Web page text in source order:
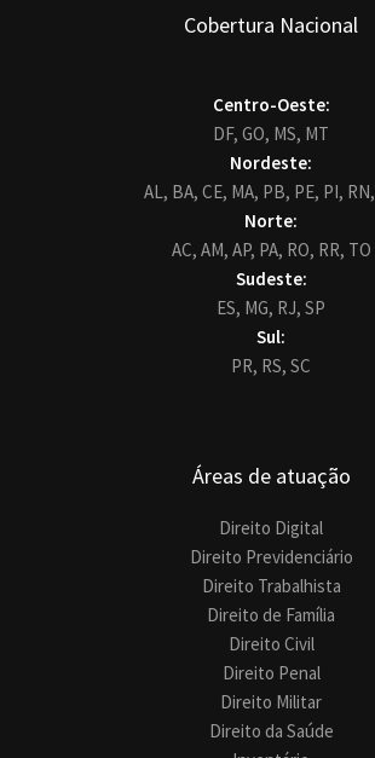
Cobertura Nacional
Centro-Oeste:
DF, GO, MS, MT
Nordeste:
AL, BA, CE, MA, PB, PE, PI, RN,
Norte:
AC, AM, AP, PA, RO, RR, TO
Sudeste:
ES, MG, RJ, SP
Sul:
PR, RS, SC
Áreas de atuação
Direito Digital
Direito Previdenciário
Direito Trabalhista
Direito de Família
Direito Civil
Direito Penal
Direito Militar
Direito da Saúde